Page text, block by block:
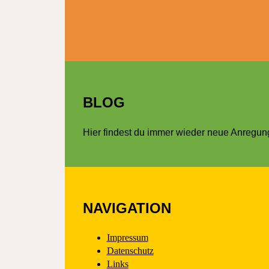
BLOG
Hier findest du immer wieder neue
NAVIGATION
Impressum
Datenschutz
Links